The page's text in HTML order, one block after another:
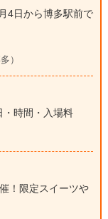
4日から博多駅前で
）
・時間・入場料
！限定スイーツや